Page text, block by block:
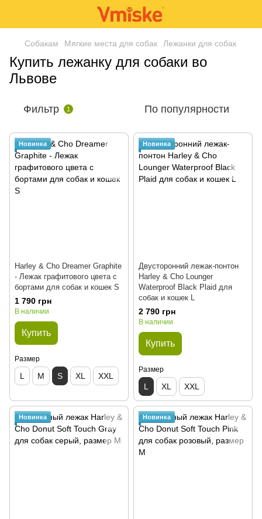
Собакам Мягкие места для собак Лежанки для собак
Купить лежанку для собаки во
Львове
Фильтр 1 По популярности
Новинка
Harley & Cho Dreamer Graphite
- Лежак графитового цвета с
бортами для собак и кошек S
1 790 грн
В наличии
Купить
Размер
L M S XL XXL
Новинка
Двусторонний лежак-понтон
Harley & Cho Lounger
Waterproof Black Plaid для
собак и кошек L
2 790 грн
В наличии
Купить
Размер
L XL XXL
Новинка Новинка